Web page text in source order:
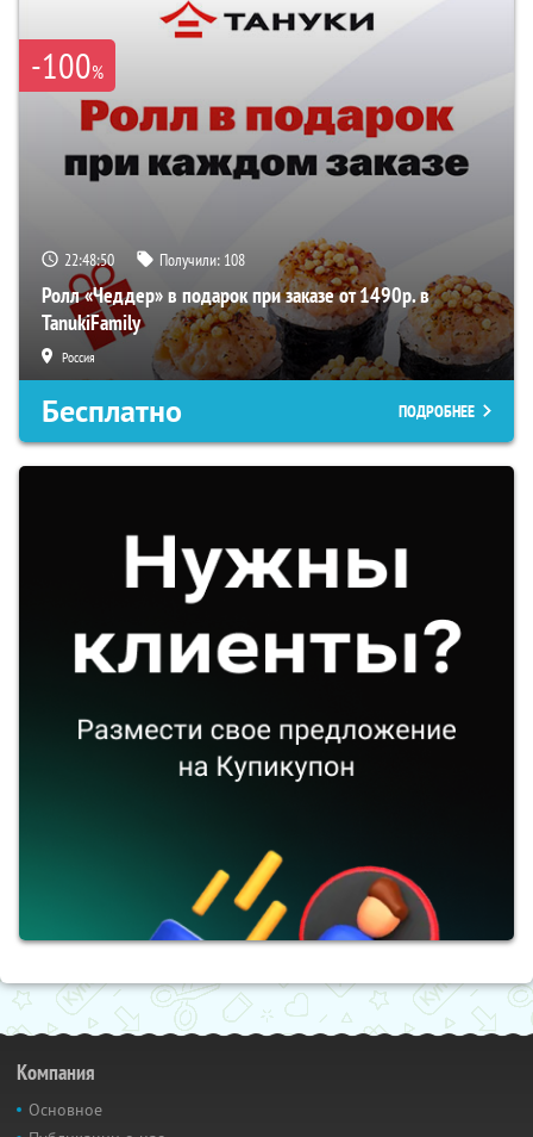
-100%
22:48:50 Получили: 108
Ролл «Чеддер» в подарок при заказе от 1490р. в
TanukiFamily
Россия
Бесплатно ПОДРОБНЕЕ
Компания
Основное